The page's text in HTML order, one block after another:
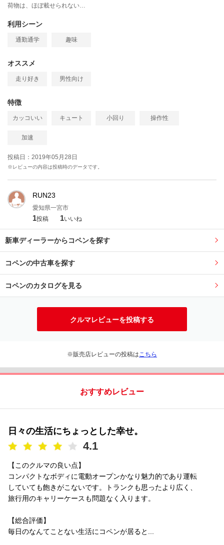
荷物は、ほぼ載せられない…
利用シーン
通勤通学 趣味
オススメ
走り好き 男性向け
特徴
カッコいい キュート 小回り 操作性
加速
投稿日：2019年05月28日
※レビューの内容は投稿時のデータです。
RUN23
愛知県一宮市
1投稿 1いいね
新車ディーラーからコペンを探す
コペンの中古車を探す
コペンのカタログを見る
クルマレビューを投稿する
※販売店レビューの投稿は こちら
おすすめレビュー
日々の生活にちょっとした幸せ。
4.1
【このクルマの良い点】
コンパクトなボディに電動オープンかなり魅力的であり運転
していても飽きがこないです。トランクも思ったより広く、
旅行用のキャリーケースも問題なく入ります。
【総合評価】
毎日のなんてことない生活にコペンが居ると...